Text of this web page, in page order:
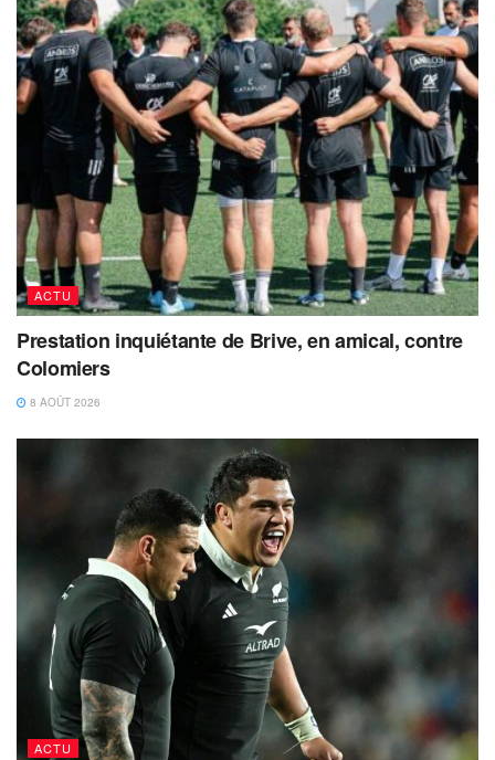
ACTU
Prestation inquiétante de Brive, en amical, contre
Colomiers
8 AOÛT 2026
ACTU